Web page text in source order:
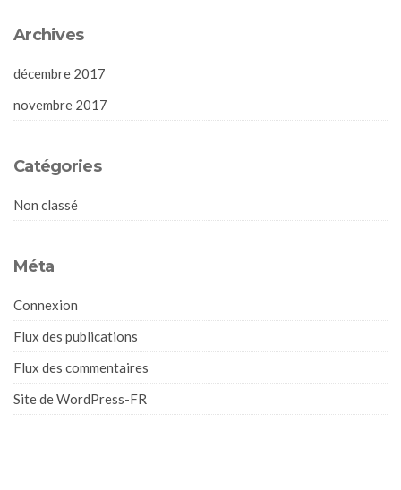
Archives
décembre 2017
novembre 2017
Catégories
Non classé
Méta
Connexion
Flux des publications
Flux des commentaires
Site de WordPress-FR